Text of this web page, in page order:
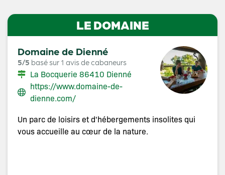
LE DOMAINE
Domaine de Dienné
5/5 basé sur 1 avis de cabaneurs
La Bocquerie 86410 Dienné
https://www.domaine-de-
dienne.com/
Un parc de loisirs et d'hébergements insolites qui
vous accueille au cœur de la nature.